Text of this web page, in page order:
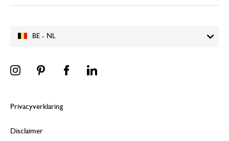
BE - NL
Privacyverklaring
Disclaimer